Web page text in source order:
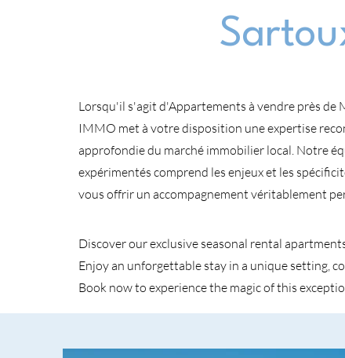
Lorsqu'il s'agit d'Appartements à vendre près de
IMMO met à votre disposition une expertise
approfondie du marché immobilier local. Notre
expérimentés comprend les enjeux et les
vous offrir un accompagnement véritablement
Discover our exclusive seasonal rental
Enjoy an unforgettable stay in a unique setting,
Book now to experience the magic of this